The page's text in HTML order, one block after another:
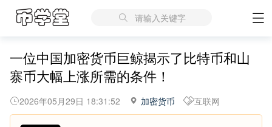
请输入关键字
一位中国加密货币巨鲸揭示了比特币和山
寨币大幅上涨所需的条件！
2026年05月29日 18:31:52 加密货币 互联网